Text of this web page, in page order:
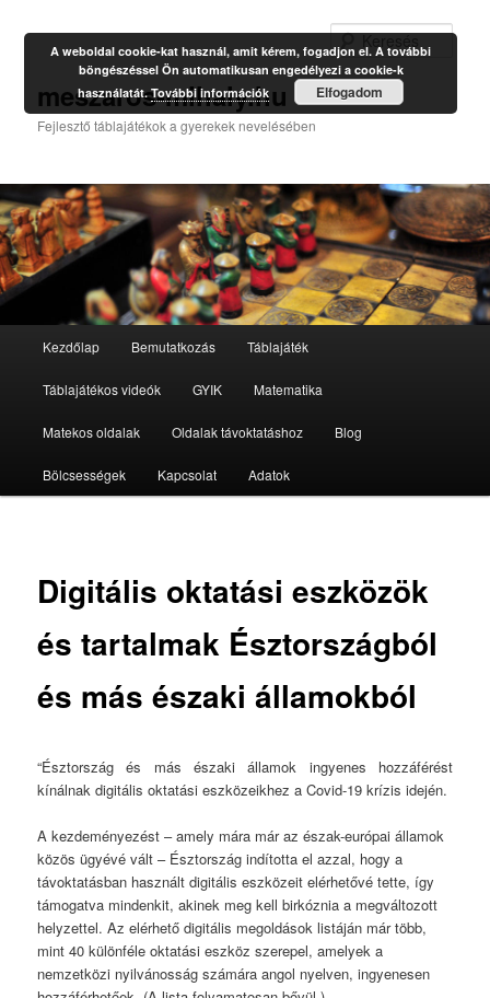
meszaros-mihaly.hu
Fejlesztő táblajátékok a gyerekek nevelésében
Tovább
az
elsődleges
tartalomra
Kezdőlap Bemutatkozás Táblajáték
Táblajátékos videók GYIK Matematika
Matekos oldalak Oldalak távoktatáshoz Blog
Bölcsességek Kapcsolat Adatok
Digitális oktatási eszközök
és tartalmak Észtországból
és más északi államokból
“Észtország és más északi államok ingyenes hozzáférést
kínálnak digitális oktatási eszközeikhez a Covid-19 krízis idején.
A kezdeményezést – amely mára már az észak-európai államok
közös ügyévé vált – Észtország indította el azzal, hogy a
távoktatásban használt digitális eszközeit elérhetővé tette, így
támogatva mindenkit, akinek meg kell birkóznia a megváltozott
helyzettel. Az elérhető digitális megoldások listáján már több,
mint 40 különféle oktatási eszköz szerepel, amelyek a
nemzetközi nyilvánosság számára angol nyelven, ingyenesen
A weboldal cookie-kat használ, amit kérem, fogadjon el. A további
böngészéssel Ön automatikusan engedélyezi a cookie-k
használatát.További információk Elfogadom